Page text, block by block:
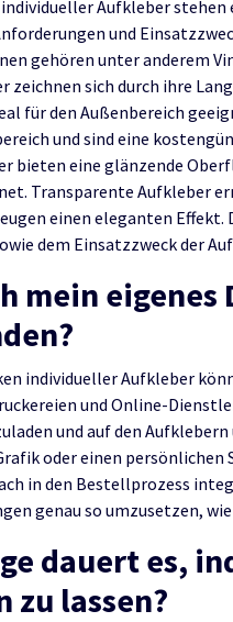
Aufkleber
und
gehören unter anderem
zeichnen sich durch ihre
für den Außenbereich
und sind eine
bieten eine glänzende
Transparente Aufkleber
einen eleganten
dem Einsatzzweck der
mein
individueller Aufkleber
und Online-
und auf den
oder einen
in den Bestellprozess
genau so umzusetzen, wie
dauert es,
zu lassen?